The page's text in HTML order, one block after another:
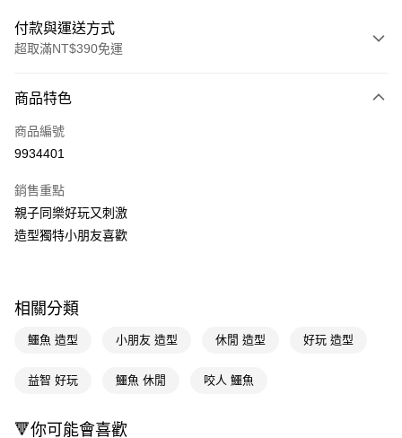
付款與運送方式
超取滿NT$390免運
POYA支付
信用卡一次付款
LINE Pay
Apple Pay
悠遊付
Google Pay
AFTEE先享後付
AFTEE先享後付是「在收到商品之後才付款」的支付方式。 讓您購物簡單
即享券
商品特色
商品編號
9934401
銷售重點
親子同樂好玩又刺激
造型獨特小朋友喜歡
相關分類
鱷魚 造型 小朋友 造型 休閒 造型 好玩 造型
益智 好玩 鱷魚 休閒 咬人 鱷魚
🔻你可能會喜歡